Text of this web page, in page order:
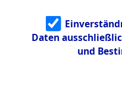
Identifizierun
g
5.3.3
Todesmärsch
Daten
und